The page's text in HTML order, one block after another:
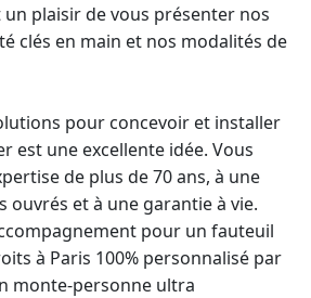
plaisir de vous présenter nos
clés en main et nos modalités de
pour concevoir et installer
est une excellente idée. Vous
de plus de 70 ans, à une
ouvrés et à une garantie à vie.
pour un fauteuil
à Paris 100% personnalisé par
monte-personne ultra